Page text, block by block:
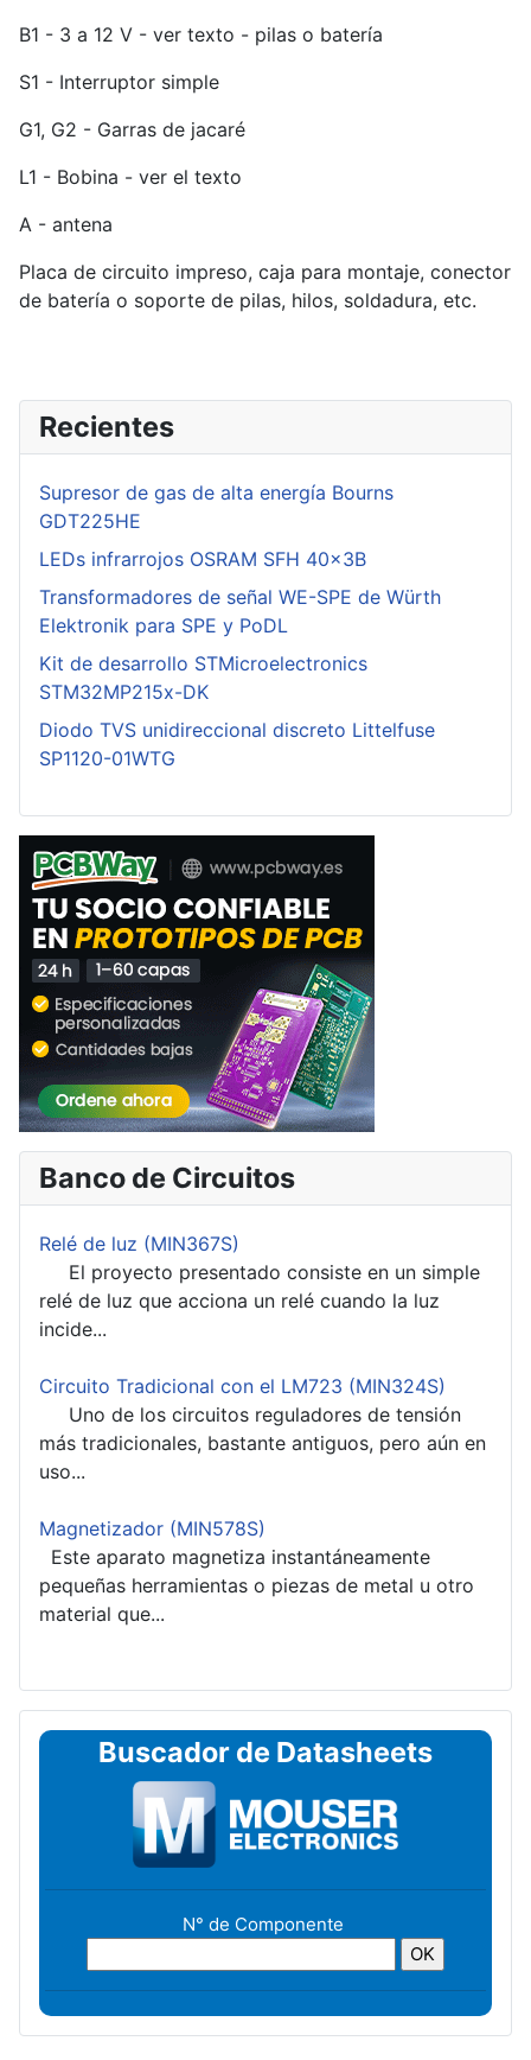
B1 - 3 a 12 V - ver texto - pilas o batería
S1 - Interruptor simple
G1, G2 - Garras de jacaré
L1 - Bobina - ver el texto
A - antena
Placa de circuito impreso, caja para montaje, conector
de batería o soporte de pilas, hilos, soldadura, etc.
Recientes
Supresor de gas de alta energía Bourns
GDT225HE
LEDs infrarrojos OSRAM SFH 40x3B
Transformadores de señal WE-SPE de Würth
Elektronik para SPE y PoDL
Kit de desarrollo STMicroelectronics
STM32MP215x-DK
Diodo TVS unidireccional discreto Littelfuse
SP1120-01WTG
Banco de Circuitos
Relé de luz (MIN367S)
El proyecto presentado consiste en un simple
relé de luz que acciona un relé cuando la luz
incide...
Circuito Tradicional con el LM723 (MIN324S)
Uno de los circuitos reguladores de tensión
más tradicionales, bastante antiguos, pero aún en
uso...
Magnetizador (MIN578S)
Este aparato magnetiza instantáneamente
pequeñas herramientas o piezas de metal u otro
material que...
Buscador de Datasheets
N° de Componente